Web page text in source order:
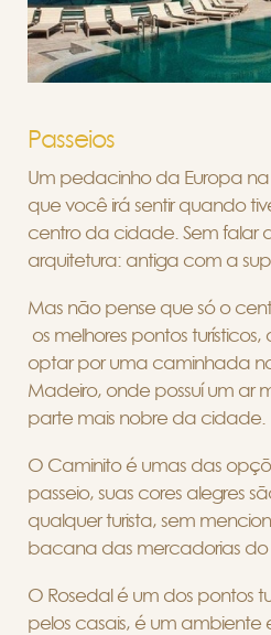
Passeios
Um pedacinho da Europa na
que você irá sentir quando
centro da cidade. Sem falar
arquitetura: antiga com a
Mas não pense que só o
os melhores pontos
optar por uma caminhada
Madeiro, onde possuí um ar
parte mais nobre da cidade.
O Caminito é umas das
passeio, suas cores alegres
qualquer turista, sem
bacana das mercadorias do
O Rosedal é um dos pontos
pelos casais, é um ambiente